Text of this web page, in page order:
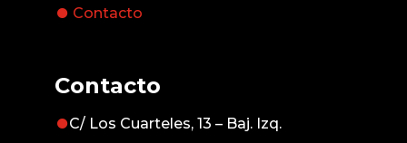
Contacto
Contacto
C/ Los Cuarteles, 13 – Baj. Izq.